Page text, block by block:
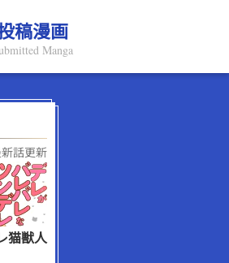
稿漫画
Manga
話更新
猫獣人